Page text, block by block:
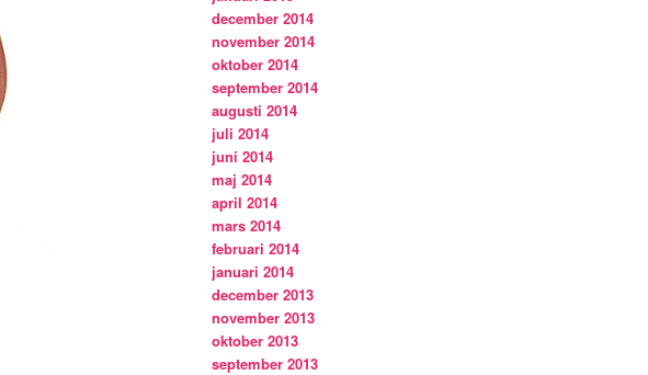
december 2014
november 2014
oktober 2014
september 2014
augusti 2014
juli 2014
juni 2014
maj 2014
april 2014
mars 2014
februari 2014
januari 2014
december 2013
november 2013
oktober 2013
september 2013